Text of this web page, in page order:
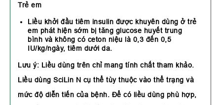
Trẻ em
Liều khởi đầu tiêm insulin được khuyên dùng ở trẻ
em phát hiện sớm bị tăng glucose huyết trung
bình và không có ceton niệu là 0,3 đến 0,5
IU/kg/ngày, tiêm dưới da.
Lưu ý: Liều dùng trên chỉ mang tính chất tham khảo.
Liều dùng SciLin N cụ thể tùy thuộc vào thể trạng và
mức độ diễn tiến của bệnh. Để có liều dùng phù hợp,